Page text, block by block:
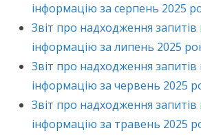
інформацію за серпень 2025
Звіт про надходження запитів
інформацію за липень 2025
Звіт про надходження запитів
інформацію за червень 2025
Звіт про надходження запитів
інформацію за травень 2025